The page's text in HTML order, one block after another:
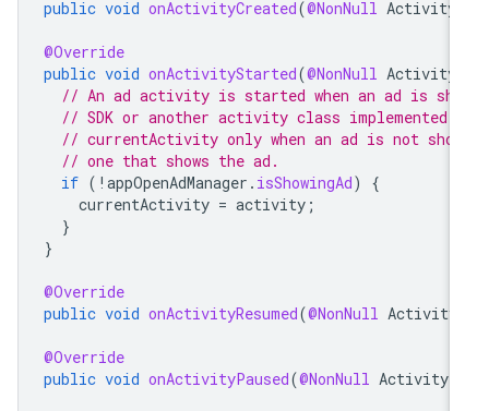
public void onActivityCreated(@NonNull Activity
@Override
public void onActivityStarted(@NonNull Activity
// An ad activity is started when an ad is
// SDK or another activity class
// currentActivity only when an ad is not
// one that shows the ad.
if (!appOpenAdManager.isShowingAd
currentActivity
= activity
@Override
public void onActivityResumed(@NonNull Activity
@Override
public void onActivityPaused(@NonNull Activity